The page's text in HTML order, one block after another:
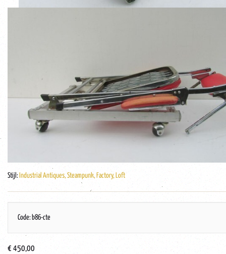
Stijl: Industrial Antiques, Steampunk, Factory, Loft
Code: b86-cte
€ 450,00